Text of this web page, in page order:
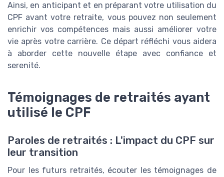
Ainsi, en anticipant et en préparant votre utilisation du
CPF avant votre retraite, vous pouvez non seulement
enrichir vos compétences mais aussi améliorer votre
vie après votre carrière. Ce départ réfléchi vous aidera
à aborder cette nouvelle étape avec confiance et
serenité.
Témoignages de retraités ayant
utilisé le CPF
Paroles de retraités : L'impact du CPF sur
leur transition
Pour les futurs retraités, écouter les témoignages de